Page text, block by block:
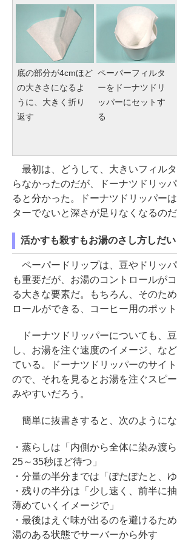
底の部分が4cmほど
の大きさになるよ
うに、大きく折り
返す
ペーパーフィルタ
ーをドーナツドリ
ッパーにセットす
る
最初は、どうして、大きいフィル
らなかったのだが、ドーナツドリッ
ると分かった。ドーナツドリッパー
ターでないと深さが足りなくなるのだ
活かすも殺すもお湯のさし方しだい
ペーパードリップは、豆やドリッ
も重要だが、お湯のコントロールが
る大きな要素だ。もちろん、そのた
ロールができる、コーヒー用のポット
ドーナツドリッパーについても、
し、お湯を注ぐ速度のイメージ、な
ている。ドーナツドリッパーのサイ
ので、それを見るとお湯を注ぐスピ
みやすいだろう。
簡単に抜書きすると、次のようにな
・蒸らしは「内側から全体に染み渡
25～35秒ほど待つ」
・分量の半分までは「ぽたぽたと、ゆ
・残りの半分は「少し速く、前半に
薄めていくイメージで」
・最後はえぐ味が出るのを避けるた
湯のある状態でサーバーから外す